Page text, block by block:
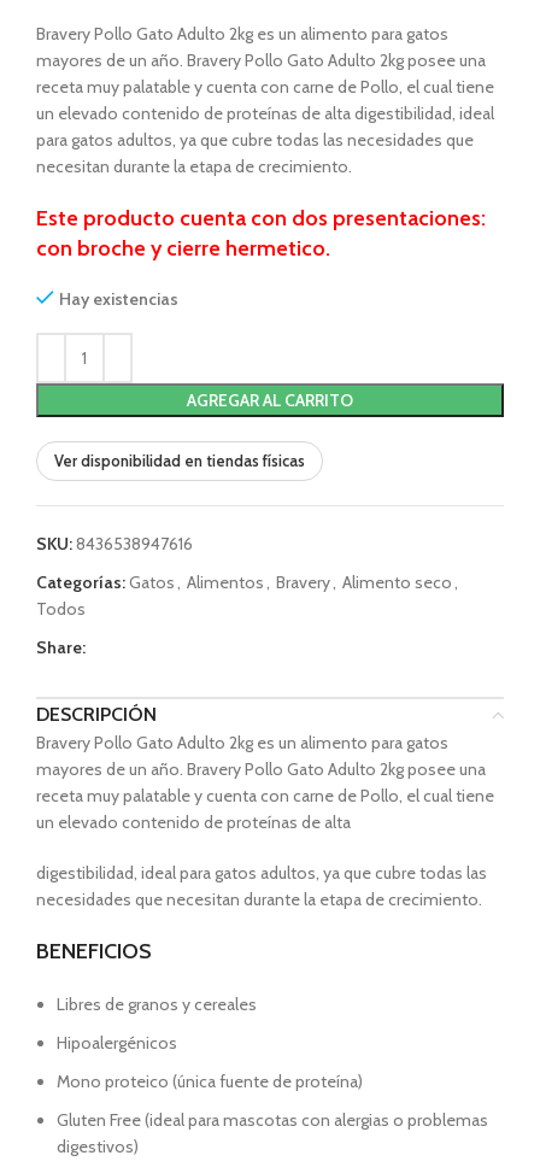
Bravery Pollo Gato Adulto 2kg es un alimento para gatos
mayores de un año. Bravery Pollo Gato Adulto 2kg posee una
receta muy palatable y cuenta con carne de Pollo, el cual tiene
un elevado contenido de proteínas de alta digestibilidad, ideal
para gatos adultos, ya que cubre todas las necesidades que
necesitan durante la etapa de crecimiento.
Este producto cuenta con dos presentaciones:
con broche y cierre hermetico.
Hay existencias
AGREGAR AL CARRITO
Ver disponibilidad en tiendas físicas
SKU:8436538947616
Categorías:Gatos, Alimentos, Bravery, Alimento seco,
Todos
Share:
DESCRIPCIÓN
Bravery Pollo Gato Adulto 2kg es un alimento para gatos
mayores de un año. Bravery Pollo Gato Adulto 2kg posee una
receta muy palatable y cuenta con carne de Pollo, el cual tiene
un elevado contenido de proteínas de alta
digestibilidad, ideal para gatos adultos, ya que cubre todas las
necesidades que necesitan durante la etapa de crecimiento.
BENEFICIOS
Libres de granos y cereales
Hipoalergénicos
Mono proteico (única fuente de proteína)
Gluten Free (ideal para mascotas con alergias o problemas
digestivos)